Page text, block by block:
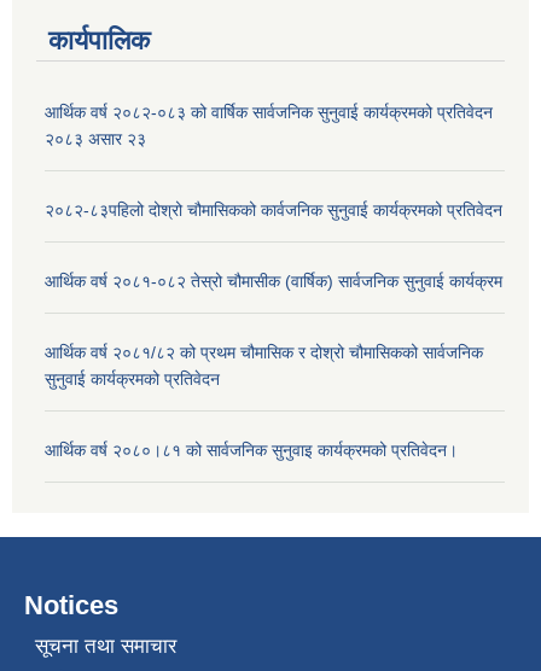
कार्यपालिक
आर्थिक वर्ष २०८२-०८३ को वार्षिक सार्वजनिक सुनुवाई कार्यक्रमको प्रतिवेदन
२०८३ असार २३
२०८२-८३पहिलो दोश्रो चौमासिकको कार्वजनिक सुनुवाई कार्यक्रमको प्रतिवेदन
आर्थिक वर्ष २०८१-०८२ तेस्रो चौमासीक (वार्षिक) सार्वजनिक सुनुवाई कार्यक्रम
आर्थिक वर्ष २०८१/८२ को प्रथम चौमासिक र दोश्रो चौमासिकको सार्वजनिक
सुनुवाई कार्यक्रमको प्रतिवेदन
आर्थिक वर्ष २०८०।८१ को सार्वजनिक सुनुवाइ कार्यक्रमको प्रतिवेदन।
Notices
सूचना तथा समाचार